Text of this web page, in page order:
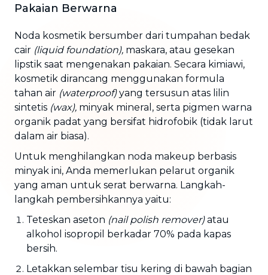
Pakaian Berwarna
Noda kosmetik bersumber dari tumpahan bedak
cair (liquid foundation), maskara, atau gesekan
lipstik saat mengenakan pakaian. Secara kimiawi,
kosmetik dirancang menggunakan formula
tahan air (waterproof)yang tersusun atas lilin
sintetis (wax), minyak mineral, serta pigmen warna
organik padat yang bersifat hidrofobik (tidak larut
dalam air biasa).
Untuk menghilangkan noda makeup berbasis
minyak ini, Anda memerlukan pelarut organik
yang aman untuk serat berwarna. Langkah-
langkah pembersihkannya yaitu:
Teteskan aseton (nail polish remover)atau
alkohol isopropil berkadar 70% pada kapas
bersih.
Letakkan selembar tisu kering di bawah bagian